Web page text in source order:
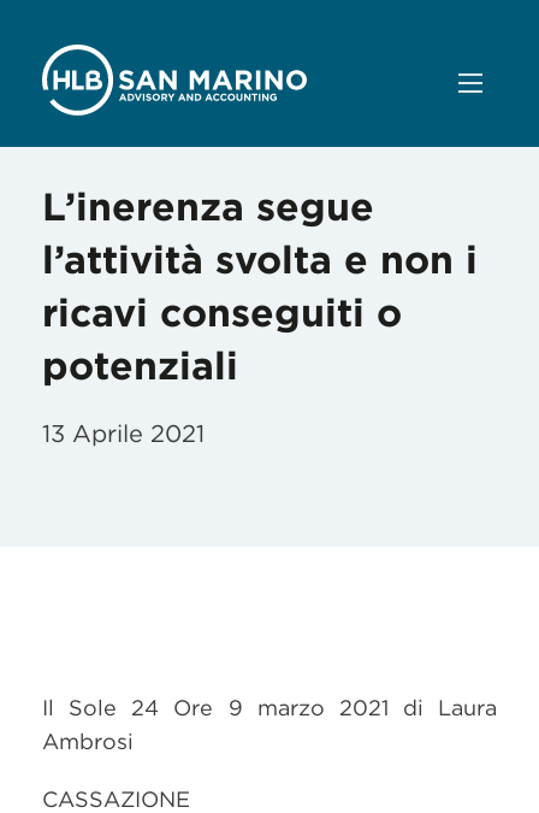
L’inerenza segue
l’attività svolta e non i
ricavi conseguiti o
potenziali
13 Aprile 2021
Il Sole 24 Ore 9 marzo 2021 di Laura
Ambrosi
CASSAZIONE